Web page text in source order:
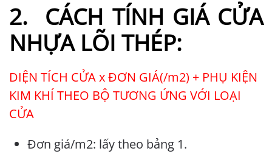
2. CÁCH TÍNH GIÁ CỬA
NHỰA LÕI THÉP:
DIỆN TÍCH CỬA x ĐƠN GIÁ(/m2) + PHỤ KIỆN
KIM KHÍ THEO BỘ TƯƠNG ỨNG VỚI LOẠI
CỬA
Đơn giá/m2: lấy theo bảng 1.